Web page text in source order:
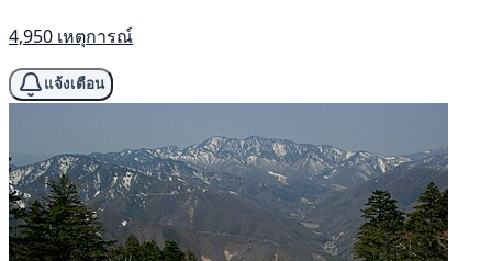
4,950 เหตุการณ์
แจ้งเตือน